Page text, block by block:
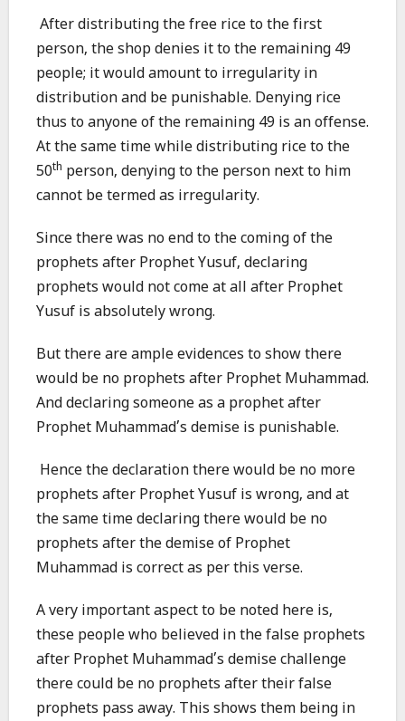
After distributing the free rice to the first
person, the shop denies it to the remaining 49
people; it would amount to irregularity in
distribution and be punishable. Denying rice
thus to anyone of the remaining 49 is an offense.
At the same time while distributing rice to the
50th person, denying to the person next to him
cannot be termed as irregularity.
Since there was no end to the coming of the
prophets after Prophet Yusuf, declaring
prophets would not come at all after Prophet
Yusuf is absolutely wrong.
But there are ample evidences to show there
would be no prophets after Prophet Muhammad.
And declaring someone as a prophet after
Prophet Muhammad’s demise is punishable.
Hence the declaration there would be no more
prophets after Prophet Yusuf is wrong, and at
the same time declaring there would be no
prophets after the demise of Prophet
Muhammad is correct as per this verse.
A very important aspect to be noted here is,
these people who believed in the false prophets
after Prophet Muhammad’s demise challenge
there could be no prophets after their false
prophets pass away. This shows them being in